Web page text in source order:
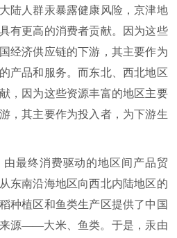
人群汞暴露健康风险，京津地
有更高的消费者贡献。因为这些
经济供应链的下游，其主要作为
产品和服务。而东北、西北地区
，因为这些资源丰富的地区主要
，其主要作为投入者，为下游生
最终消费驱动的地区间产品贸
东南沿海地区向西北内陆地区的
种植区和鱼类生产区提供了中国
源——大米、鱼类。于是，汞由